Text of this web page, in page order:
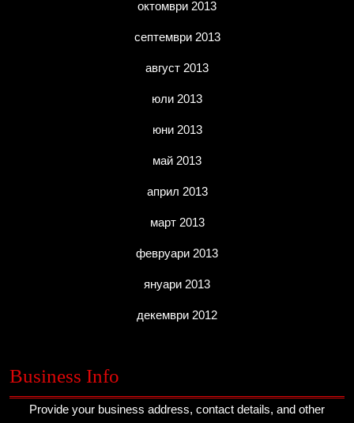
октомври 2013
септември 2013
август 2013
юли 2013
юни 2013
май 2013
април 2013
март 2013
февруари 2013
януари 2013
декември 2012
Business Info
Provide your business address, contact details, and other